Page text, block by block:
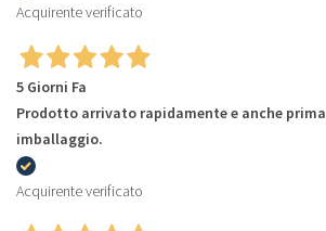
Acquirente verificato
5 Giorni Fa
Prodotto arrivato rapidamente e anche
imballaggio.
Acquirente verificato